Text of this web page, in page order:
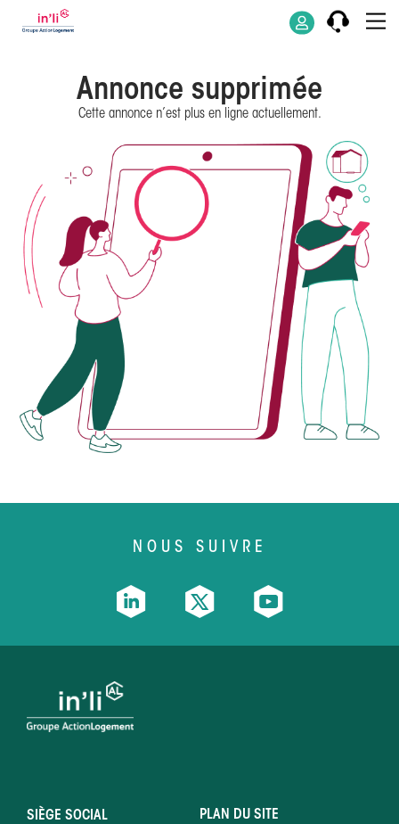
Annonce supprimée
Cette annonce n’est plus en ligne actuellement.
NOUS SUIVRE
SIÈGE SOCIAL PLAN DU SITE